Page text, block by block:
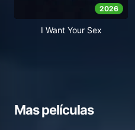
2026
I Want Your Sex
Mas películas